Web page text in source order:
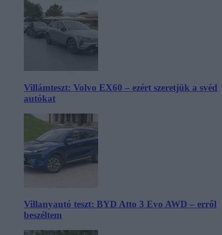
Villámteszt: Volvo EX60 – ezért szeretjük a svéd
autókat
Villanyautó teszt: BYD Atto 3 Evo AWD – erről
beszéltem